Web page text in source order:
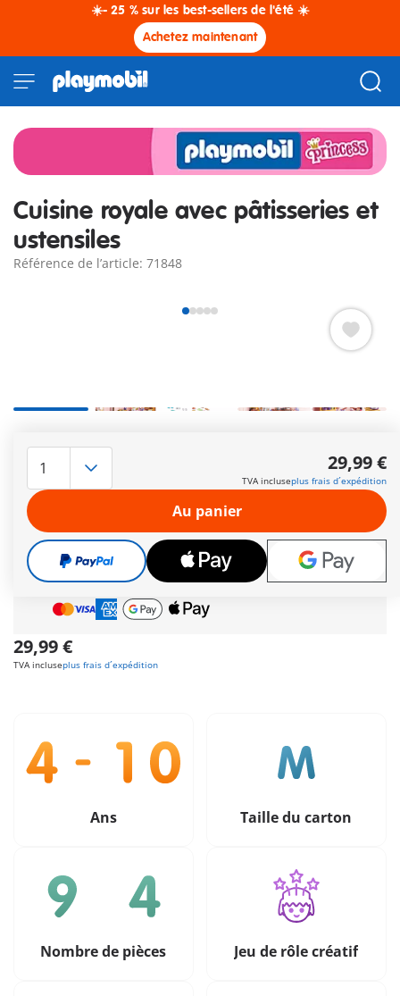
☀️- 25 % sur les best-sellers de l'été ☀️
Achetez maintenant
Cuisine royale avec pâtisseries et
ustensiles
Référence de l’article: 71848
personnages, des tabliers de cuisine, des meubles ainsi que
des accessoires.
Autres informations
Cadeauincroyable offert dès 35 € d’achat!
Livraison gratuite
pour toute commande dès60 €
Paiement sécuriséet flexible
29,99 €
TVA incluseplus frais d´expédition
29,99 €
TVA incluseplus frais d´expédition
Au panier
Ans Taille du carton
Nombre de pièces Jeu de rôle créatif